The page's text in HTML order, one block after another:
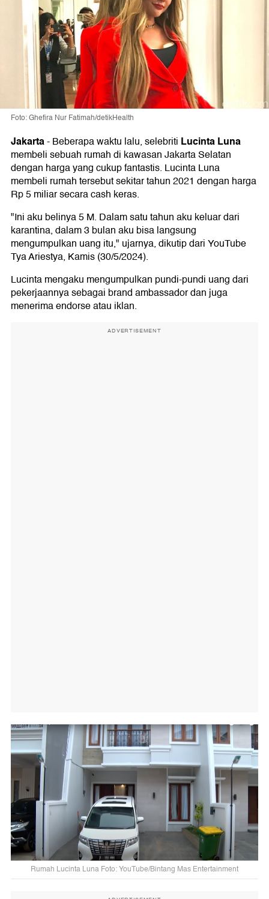
Foto: Ghefira Nur Fatimah/detikHealth
Jakarta-Beberapa waktu lalu, selebriti Lucinta Luna
membeli sebuah rumah di kawasan Jakarta Selatan
dengan harga yang cukup fantastis. Lucinta Luna
membeli rumah tersebut sekitar tahun 2021 dengan harga
Rp 5 miliar secara cash keras.
"Ini aku belinya 5 M. Dalam satu tahun aku keluar dari
karantina, dalam 3 bulan aku bisa langsung
mengumpulkan uang itu," ujarnya, dikutip dari YouTube
Tya Ariestya, Kamis (30/5/2024).
Lucinta mengaku mengumpulkan pundi-pundi uang dari
pekerjaannya sebagai brand ambassador dan juga
menerima endorse atau iklan.
ADVERTISEMENT
Rumah Lucinta Luna Foto: YouTube/Bintang Mas Entertainment